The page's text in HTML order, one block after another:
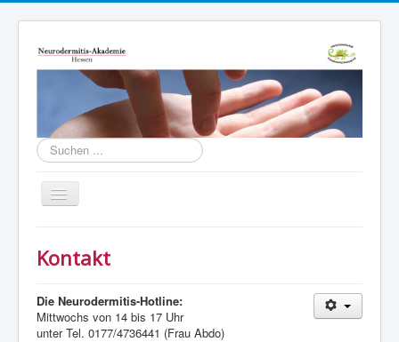
Suchen
...
Toggle
Navigation
Die Akademie
Zentren
Neurodermitis-Informationen
Kontakt
Die Neurodermitis-Hotline:
Mittwochs von 14 bis 17 Uhr
unter Tel. 0177/4736441 (Frau Abdo)